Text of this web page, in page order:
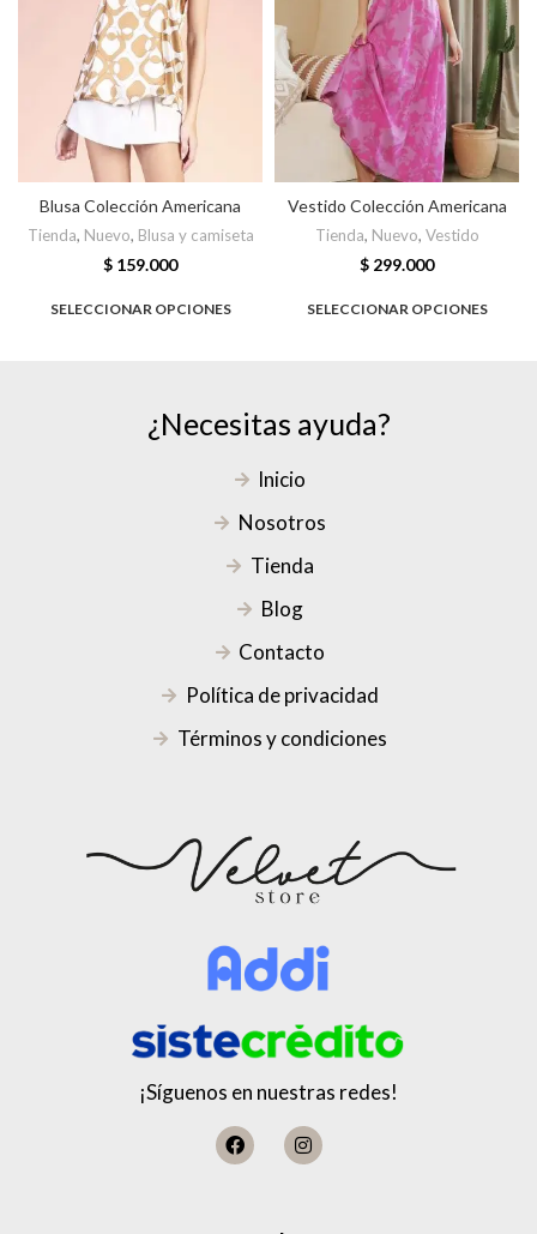
Blusa Colección Americana
Tienda, Nuevo, Blusa y camiseta
$ 159.000
SELECCIONAR OPCIONES
Vestido Colección Americana
Tienda, Nuevo, Vestido
$ 299.000
SELECCIONAR OPCIONES
¿Necesitas ayuda?
Inicio
Nosotros
Tienda
Blog
Contacto
Política de privacidad
Términos y condiciones
¡Síguenos en nuestras redes!